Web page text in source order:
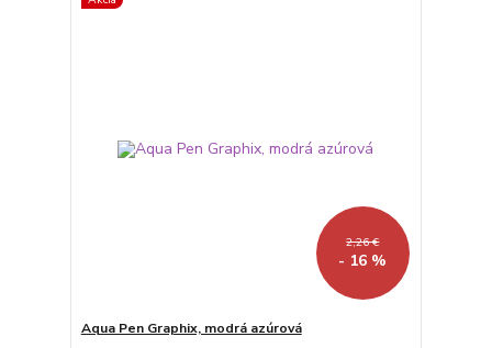
2,26 €
- 16 %
Aqua Pen Graphix, modrá azúrová